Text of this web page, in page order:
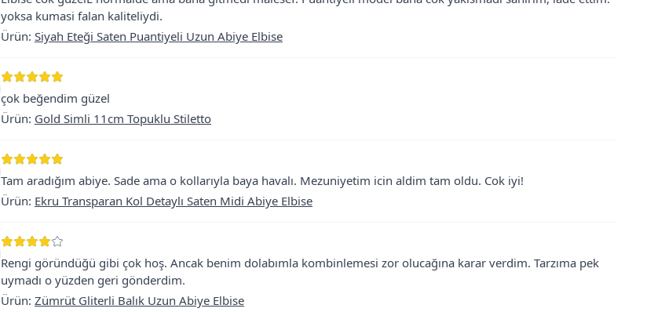
yoksa kumasi falan kaliteliydi.
Ürün: Siyah Eteği Saten Puantiyeli Uzun Abiye Elbise
çok beğendim güzel
Ürün: Gold Simli 11cm Topuklu Stiletto
Tam aradığım abiye. Sade ama o kollarıyla baya havalı. Mezuniyetim icin aldim tam oldu. Cok iyi!
Ürün: Ekru Transparan Kol Detaylı Saten Midi Abiye Elbise
Rengi göründüğü gibi çok hoş. Ancak benim dolabımla kombinlemesi zor olucağına karar verdim. Tarzıma pek
uymadı o yüzden geri gönderdim.
Ürün: Zümrüt Gliterli Balık Uzun Abiye Elbise